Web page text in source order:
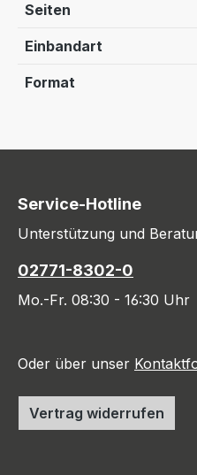
Seiten
Einbandart
Format
Service-Hotline
Unterstützung und
02771-8302-0
Mo.-Fr. 08:30 - 16:30 Uhr
Oder über unser
Vertrag widerrufen